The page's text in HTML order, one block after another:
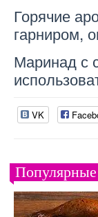
Горячие
гарниром,
Маринад с
VK
Популярные